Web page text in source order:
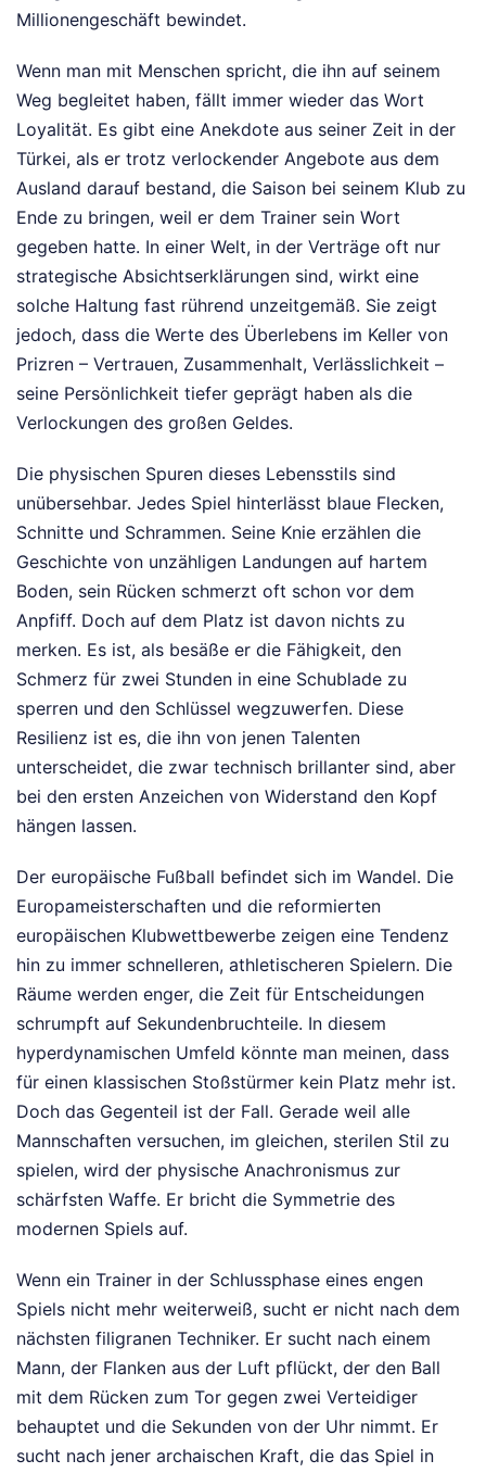
Millionengeschäft bewindet.
Wenn man mit Menschen spricht, die ihn auf seinem
Weg begleitet haben, fällt immer wieder das Wort
Loyalität. Es gibt eine Anekdote aus seiner Zeit in der
Türkei, als er trotz verlockender Angebote aus dem
Ausland darauf bestand, die Saison bei seinem Klub zu
Ende zu bringen, weil er dem Trainer sein Wort
gegeben hatte. In einer Welt, in der Verträge oft nur
strategische Absichtserklärungen sind, wirkt eine
solche Haltung fast rührend unzeitgemäß. Sie zeigt
jedoch, dass die Werte des Überlebens im Keller von
Prizren – Vertrauen, Zusammenhalt, Verlässlichkeit –
seine Persönlichkeit tiefer geprägt haben als die
Verlockungen des großen Geldes.
Die physischen Spuren dieses Lebensstils sind
unübersehbar. Jedes Spiel hinterlässt blaue Flecken,
Schnitte und Schrammen. Seine Knie erzählen die
Geschichte von unzähligen Landungen auf hartem
Boden, sein Rücken schmerzt oft schon vor dem
Anpfiff. Doch auf dem Platz ist davon nichts zu
merken. Es ist, als besäße er die Fähigkeit, den
Schmerz für zwei Stunden in eine Schublade zu
sperren und den Schlüssel wegzuwerfen. Diese
Resilienz ist es, die ihn von jenen Talenten
unterscheidet, die zwar technisch brillanter sind, aber
bei den ersten Anzeichen von Widerstand den Kopf
hängen lassen.
Der europäische Fußball befindet sich im Wandel. Die
Europameisterschaften und die reformierten
europäischen Klubwettbewerbe zeigen eine Tendenz
hin zu immer schnelleren, athletischeren Spielern. Die
Räume werden enger, die Zeit für Entscheidungen
schrumpft auf Sekundenbruchteile. In diesem
hyperdynamischen Umfeld könnte man meinen, dass
für einen klassischen Stoßstürmer kein Platz mehr ist.
Doch das Gegenteil ist der Fall. Gerade weil alle
Mannschaften versuchen, im gleichen, sterilen Stil zu
spielen, wird der physische Anachronismus zur
schärfsten Waffe. Er bricht die Symmetrie des
modernen Spiels auf.
Wenn ein Trainer in der Schlussphase eines engen
Spiels nicht mehr weiterweiß, sucht er nicht nach dem
nächsten filigranen Techniker. Er sucht nach einem
Mann, der Flanken aus der Luft pflückt, der den Ball
mit dem Rücken zum Tor gegen zwei Verteidiger
behauptet und die Sekunden von der Uhr nimmt. Er
sucht nach jener archaischen Kraft, die das Spiel in